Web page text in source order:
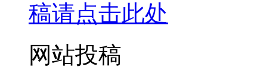
稿请点击此处
网站投稿